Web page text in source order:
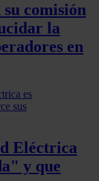
comisión
la
en
Eléctrica
y que